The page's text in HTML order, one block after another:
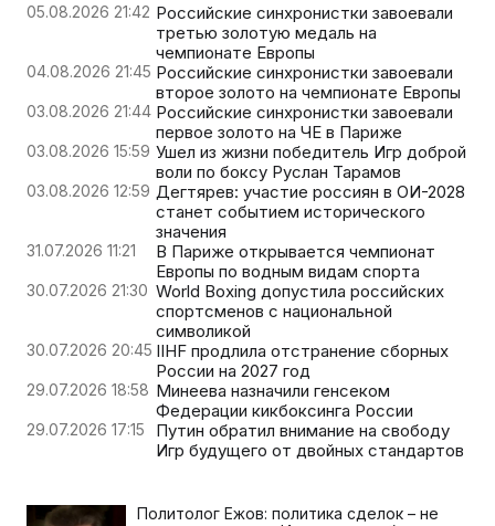
05.08.2026 21:42 Российские синхронистки завоевали
третью золотую медаль на
чемпионате Европы
04.08.2026 21:45 Российские синхронистки завоевали
второе золото на чемпионате Европы
03.08.2026 21:44 Российские синхронистки завоевали
первое золото на ЧЕ в Париже
03.08.2026 15:59 Ушел из жизни победитель Игр доброй
воли по боксу Руслан Тарамов
03.08.2026 12:59 Дегтярев: участие россиян в ОИ-2028
станет событием исторического
значения
31.07.2026 11:21
В Париже открывается чемпионат
Европы по водным видам спорта
30.07.2026 21:30 World Boxing допустила российских
спортсменов с национальной
символикой
30.07.2026 20:45 IIHF продлила отстранение сборных
России на 2027 год
29.07.2026 18:58 Минеева назначили генсеком
Федерации кикбоксинга России
29.07.2026 17:15
Путин обратил внимание на свободу
Игр будущего от двойных стандартов
Политолог Ежов: политика сделок – не